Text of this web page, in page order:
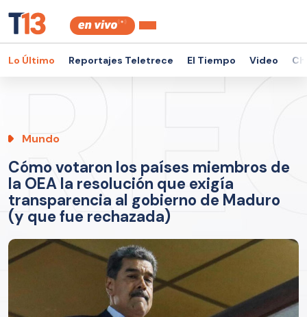
Lo Último Reportajes Teletrece El Tiempo Video
Mundo
Cómo votaron los países miembros de
la OEA la resolución que exigía
transparencia al gobierno de Maduro
(y que fue rechazada)